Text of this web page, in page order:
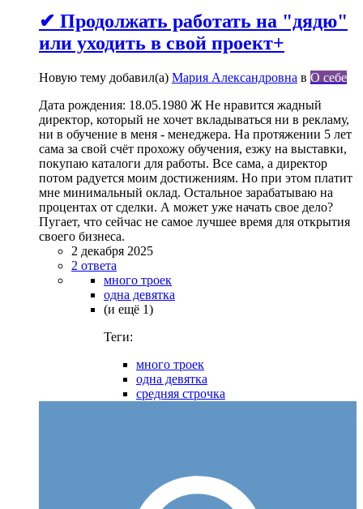
✔ Продолжать работать на "дядю"
или уходить в свой проект+
Новую тему добавил(а) Мария Александровна в О себе
Дата рождения: 18.05.1980 Ж Не нравится жадный
директор, который не хочет вкладываться ни в рекламу,
ни в обучение в меня - менеджера. На протяжении 5 лет
сама за свой счёт прохожу обучения, езжу на выставки,
покупаю каталоги для работы. Все сама, а директор
потом радуется моим достижениям. Но при этом платит
мне минимальный оклад. Остальное зарабатываю на
процентах от сделки. А может уже начать свое дело?
Пугает, что сейчас не самое лучшее время для открытия
своего бизнеса.
2 декабря 2025
2 ответа
много троек
одна девятка
(и ещё 1)
Теги:
много троек
одна девятка
средняя строчка